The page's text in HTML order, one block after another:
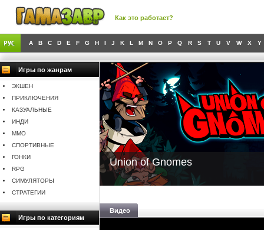
Как это работает?
A B C D E F G H I J K L M N O P Q R S T U V W X Y
Игры по жанрам
ЭКШЕН
ПРИКЛЮЧЕНИЯ
КАЗУАЛЬНЫЕ
ИНДИ
MMO
СПОРТИВНЫЕ
ГОНКИ
RPG
СИМУЛЯТОРЫ
СТРАТЕГИИ
Игры по категориям
Union of Gnomes
Видео